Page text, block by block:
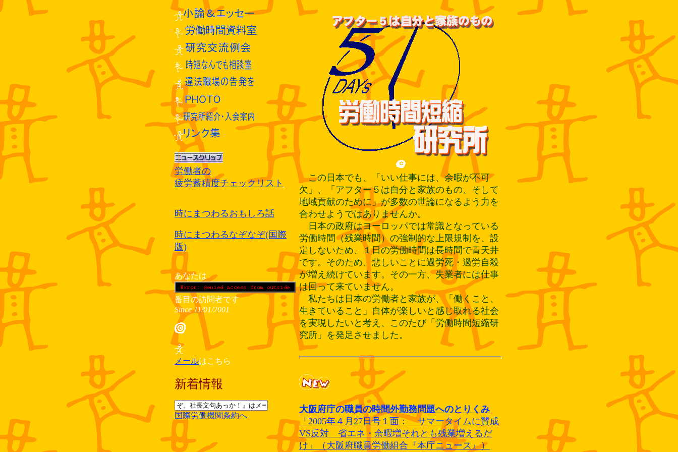
労働者の
疲労蓄積度チェックリスト
時にまつわるおもしろ話
時にまつわるなぞなぞ(国際
版)
あなたは
番目の訪問者です
Since 11/01/2001
メールはこちら
新着情報
国際労働機関条約へ
この日本でも、「いい仕事には、余暇が不可
欠」、「アフター５は自分と家族のもの、そして
地域貢献のために」が多数の世論になるよう力を
合わせようではありませんか。
日本の政府はヨーロッパでは常識となっている
労働時間（残業時間）の強制的な上限規制を、設
定しないため、１日の労働時間は長時間で青天井
です。そのため、悲しいことに過労死・過労自殺
が増え続けています。その一方、失業者には仕事
は回って来ていません。
私たちは日本の労働者と家族が、「働くこと、
生きていること」自体が楽しいと感じ取れる社会
を実現したいと考え、このたび「労働時間短縮研
究所」を発足させました。
大阪府庁の職員の時間外勤務問題へのとりくみ
「2005年４月27日号１面： サマータイムに賛成
VS反対 省エネ・余暇増それとも残業増えるだ
け」（大阪府職員労働組合『本庁ニュース』）